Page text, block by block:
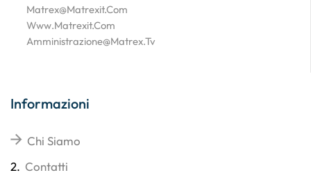
Matrex@matrexit.com
Www.matrexit.com
Amministrazione@matrex.tv
Informazioni
Chi Siamo
2. Contatti